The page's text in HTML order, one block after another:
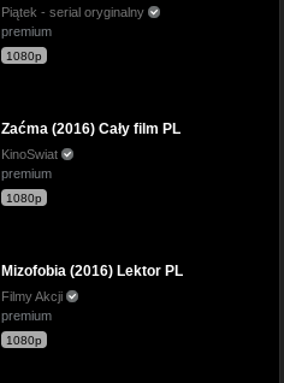
Piątek - serial oryginalny
premium
1080p
Zaćma (2016) Cały film PL
KinoSwiat
premium
1080p
Mizofobia (2016) Lektor PL
Filmy Akcji
premium
1080p